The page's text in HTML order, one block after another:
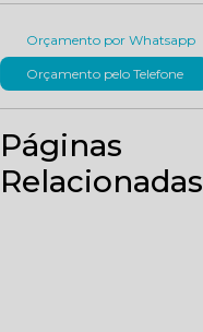
Orçamento por Whatsapp
Orçamento pelo Telefone
Páginas
Relacionadas